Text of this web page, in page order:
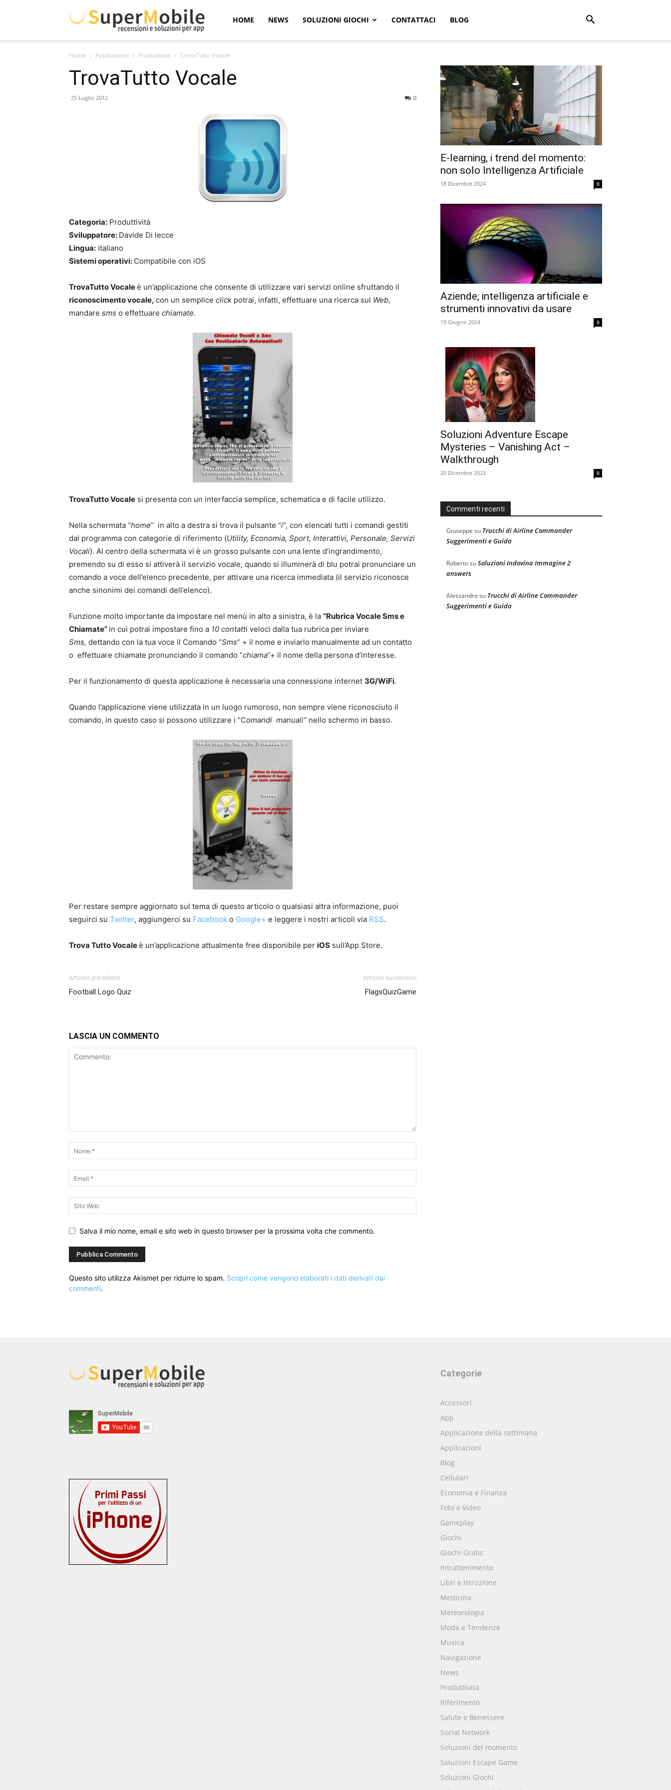
Super
Mobile
HOME NEWS SOLUZIONI GIOCHI CONTATTACI BLOG
Home Applicazioni Produttività TrovaTutto Vocale
TrovaTutto Vocale
25 Luglio 2012 0
Categoria: Produttività
Sviluppatore: Davide Di lecce
Lingua: italiano
Sistemi operativi: Compatibile con iOS
TrovaTutto Vocaleè un’applicazione che consente di utilizzare vari servizi online sfruttando il
riconoscimento vocale, con un semplice click potrai, infatti, effettuare una ricerca sul Web,
mandare sms o effettuare chiamate.
TrovaTutto Vocale si presenta con un interfaccia semplice, schematica e di facile utilizzo.
Nella schermata “home” in alto a destra si trova il pulsante “i“, con elencati tutti i comandi gestiti
dal programma con categorie di riferimento (Utility, Economia, Sport, Interattivi, Personale, Servizi
Vocali). Al centro della schermata vi è un grosso pulsante con una lente d’ingrandimento,
premendo su di esso si attiverà il servizio vocale, quando si illuminerà di blu potrai pronunciare un
comando a voce dell’elenco precedente, per attivare una ricerca immediata (il servizio riconosce
anche sinonimi dei comandi dell’elenco).
Funzione molto importante da impostare nel menù in alto a sinistra, è la “Rubrica Vocale Sms e
Chiamate” in cui potrai impostare fino a 10 contatti veloci dalla tua rubrica per inviare
Sms, dettando con la tua voce il Comando “Sms” + il nome e inviarlo manualmente ad un contatto
o effettuare chiamate pronunciando il comando “chiama”+ il nome della persona d’interesse.
Per il funzionamento di questa applicazione è necessaria una connessione internet 3G/WiFi.
Quando l’applicazione viene utilizzata in un luogo rumoroso, non sempre viene riconosciuto il
comando, in questo caso si possono utilizzare i “Comandi manuali” nello schermo in basso.
Per restare sempre aggiornato sul tema di questo articolo o qualsiasi altra informazione, puoi
seguirci su Twitter, aggiungerci su Facebook o Google+ e leggere i nostri articoli via RSS.
Trova Tutto Vocaleè un’applicazione attualmente free disponibile per iOS sull’App Store.
Articolo precedente
Football Logo Quiz
Articolo successivo
FlagsQuizGame
LASCIA UN COMMENTO
Salva il mio nome, email e sito web in questo browser per la prossima volta che commento.
Questo sito utilizza Akismet per ridurre lo spam. Scopri come vengono elaborati i dati derivati dai
commenti.
E-learning, i trend del momento:
non solo Intelligenza Artificiale
18 Dicembre 2024 0
Aziende, intelligenza artificiale e
strumenti innovativi da usare
19 Giugno 2024 0
Soluzioni Adventure Escape
Mysteries – Vanishing Act –
Walkthrough
20 Dicembre 2023 0
Commenti recenti
Giuseppe su Trucchi di Airline Commander
Suggerimenti e Guida
RobertosuSoluzioni Indovina Immagine 2
answers
Alessandrosu Trucchi di Airline Commander
Suggerimenti e Guida
Categorie
Accessori
App
Applicazione della settimana
Applicazioni
Blog
Cellulari
Economia e Finanza
Foto e Video
Gameplay
Giochi
Giochi Gratis
Intrattenimento
Libri e Istruzione
Medicina
Meteorologia
Moda e Tendenze
Musica
Navigazione
News
Produttività
Riferimento
Salute e Benessere
Social Network
Soluzioni del momento
Soluzioni Escape Game
Soluzioni Giochi